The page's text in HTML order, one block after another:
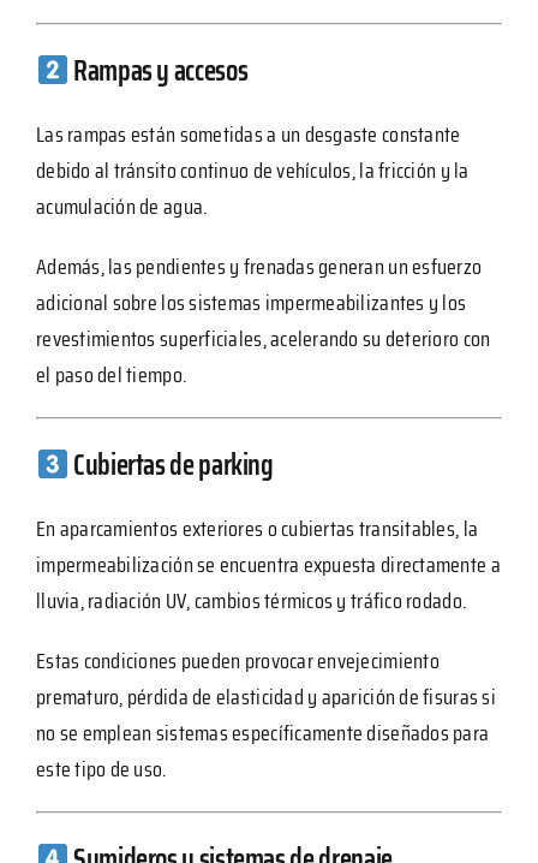
Rampas y accesos
Las rampas están sometidas a un desgaste constante
debido al tránsito continuo de vehículos, la fricción y la
acumulación de agua.
Además, las pendientes y frenadas generan un esfuerzo
adicional sobre los sistemas impermeabilizantes y los
revestimientos superficiales, acelerando su deterioro con
el paso del tiempo.
Cubiertas de parking
En aparcamientos exteriores o cubiertas transitables, la
impermeabilización se encuentra expuesta directamente a
lluvia, radiación UV, cambios térmicos y tráfico rodado.
Estas condiciones pueden provocar envejecimiento
prematuro, pérdida de elasticidad y aparición de fisuras si
no se emplean sistemas específicamente diseñados para
este tipo de uso.